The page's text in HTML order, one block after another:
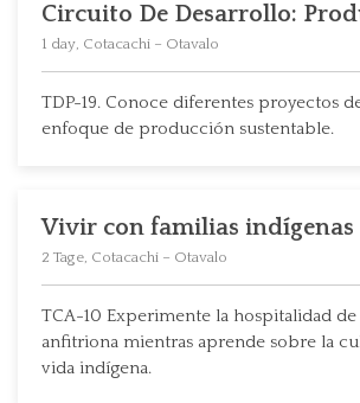
Circuito De Desarrollo:
1 day, Cotacachi – Otavalo
TDP-19. Conoce diferentes proyectos
enfoque de producción sustentable.
Vivir con familias indígenas
2 Tage, Cotacachi – Otavalo
TCA-10 Experimente la hospitalidad
anfitriona mientras aprende sobre la
vida indígena.